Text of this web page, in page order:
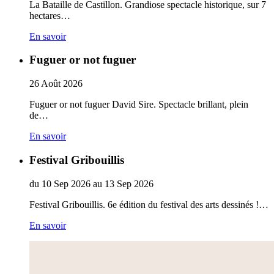
La Bataille de Castillon. Grandiose spectacle historique, sur 7
hectares…
En savoir
Fuguer or not fuguer
26 Août 2026
Fuguer or not fuguer David Sire. Spectacle brillant, plein
de…
En savoir
Festival Gribouillis
du 10 Sep 2026 au 13 Sep 2026
Festival Gribouillis. 6e édition du festival des arts dessinés !…
En savoir